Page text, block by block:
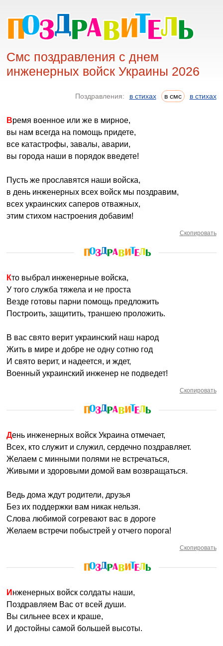
Смс поздравления с днем
инженерных войск Украины 2026
Поздравления: в стихах в смс в стихах
Время военное или же в мирное,
вы нам всегда на помощь придете,
все катастрофы, завалы, аварии,
вы города наши в порядок введете!
Пусть же прославятся наши войска,
в день инженерных всех войск мы поздравим,
всех украинских саперов отважных,
этим стихом настроения добавим!
Скопировать
Кто выбрал инженерные войска,
У того служба тяжела и не проста
Везде готовы парни помощь предложить
Построить, защитить, траншею проложить.
В вас свято верит украинский наш народ
Жить в мире и добре не одну сотню год
И свято верит, и надеется, и ждет,
Военный украинский инженер не подведет!
Скопировать
День инженерных войск Украина отмечает,
Всех, кто служит и служил, сердечно поздравляет.
Желаем с минными полями не встречаться,
Живыми и здоровыми домой вам возвращаться.
Ведь дома ждут родители, друзья
Без их поддержки вам никак нельзя.
Слова любимой согревают вас в дороге
Желаем встречи побыстрей у отчего порога!
Скопировать
Инженерных войск солдаты наши,
Поздравляем Вас от всей души.
Вы сильнее всех и краше,
И достойны самой большей высоты.